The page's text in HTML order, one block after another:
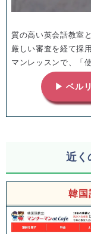
質の高い英会話教室
厳しい審査を経て採
マンレッスンで、「
▶ ベル
近く
韓国